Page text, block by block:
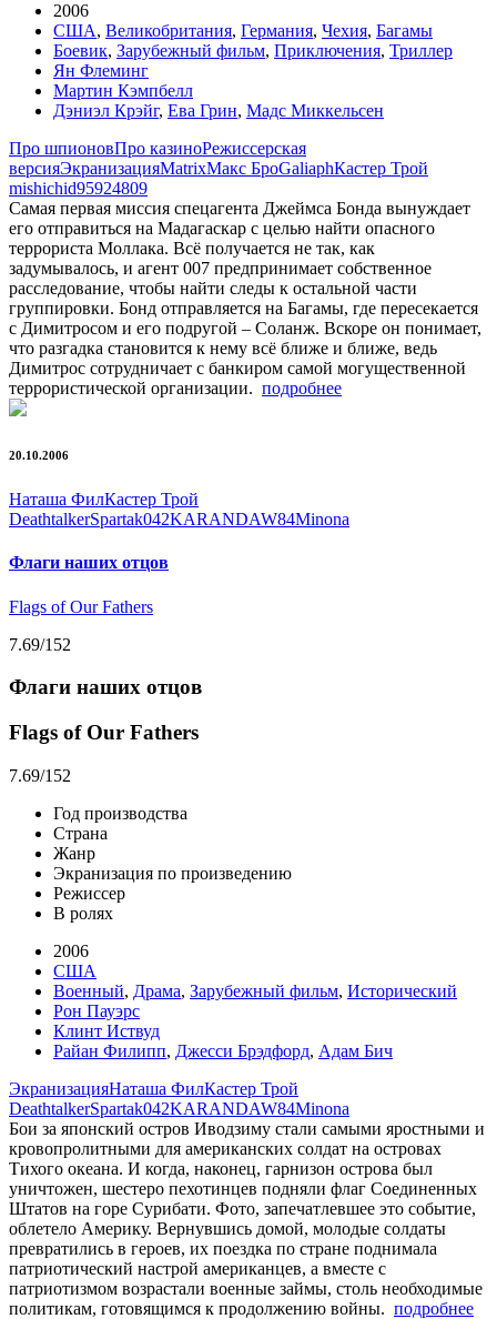
2006
США, Великобритания, Германия, Чехия, Багамы
Боевик, Зарубежный фильм, Приключения, Триллер
Ян Флеминг
Мартин Кэмпбелл
Дэниэл Крэйг, Ева Грин, Мадс Миккельсен
Про шпионовПро казиноРежиссерская
версияЭкранизацияMatrixМакс БроGaliaphКастер Трой
mishichid95924809
Самая первая миссия спецагента Джеймса Бонда вынуждает
его отправиться на Мадагаскар с целью найти опасного
террориста Моллака. Всё получается не так, как
задумывалось, и агент 007 предпринимает собственное
расследование, чтобы найти следы к остальной части
группировки. Бонд отправляется на Багамы, где пересекается
с Димитросом и его подругой – Соланж. Вскоре он понимает,
что разгадка становится к нему всё ближе и ближе, ведь
Димитрос сотрудничает с банкиром самой могущественной
террористической организации. подробнее
20.10.2006
Наташа ФилКастер Трой
DeathtalkerSpartak042KARANDAW84Minona
Флаги наших отцов
Flags of Our Fathers
7.69/152
Флаги наших отцов
Flags of Our Fathers
7.69/152
Год производства
Страна
Жанр
Экранизация по произведению
Режиссер
В ролях
2006
США
Военный, Драма, Зарубежный фильм, Исторический
Рон Пауэрс
Клинт Иствуд
Райан Филипп, Джесси Брэдфорд, Адам Бич
ЭкранизацияНаташа ФилКастер Трой
DeathtalkerSpartak042KARANDAW84Minona
Бои за японский остров Иводзиму стали самыми яростными и
кровопролитными для американских солдат на островах
Тихого океана. И когда, наконец, гарнизон острова был
уничтожен, шестеро пехотинцев подняли флаг Соединенных
Штатов на горе Сурибати. Фото, запечатлевшее это событие,
облетело Америку. Вернувшись домой, молодые солдаты
превратились в героев, их поездка по стране поднимала
патриотический настрой американцев, а вместе с
патриотизмом возрастали военные займы, столь необходимые
политикам, готовящимся к продолжению войны. подробнее